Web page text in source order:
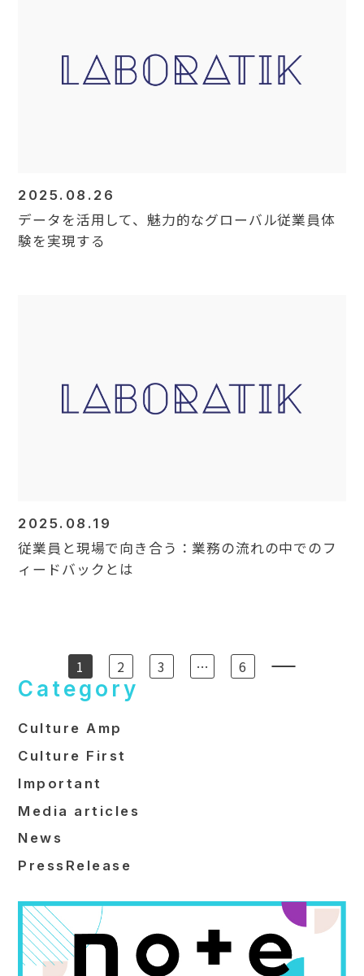
2025.08.26
データを活用して、魅力的なグローバル従業員体
験を実現する
2025.08.19
従業員と現場で向き合う：業務の流れの中でのフ
ィードバックとは
1 2 3 … 6
Category
Culture Amp
Culture First
Important
Media articles
News
PressRelease